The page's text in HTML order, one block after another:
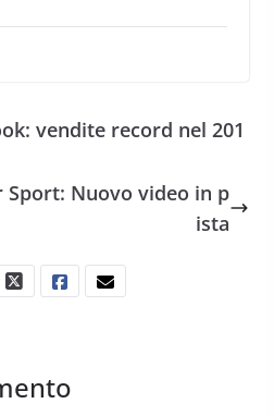
vendite record nel 201
Sport: Nuovo video in p
ista